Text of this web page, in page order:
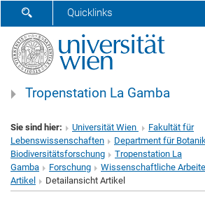
SUCHFORMULAR ÖFFNEN
Quicklinks
Tropenstation La Gamba
Sie sind hier: Universität Wien
Fakultät für
Lebenswissenschaften
Department für
Biodiversitätsforschung
Tropenstation La
Gamba
Forschung Wissenschaftliche
Artikel
Detailansicht Artikel